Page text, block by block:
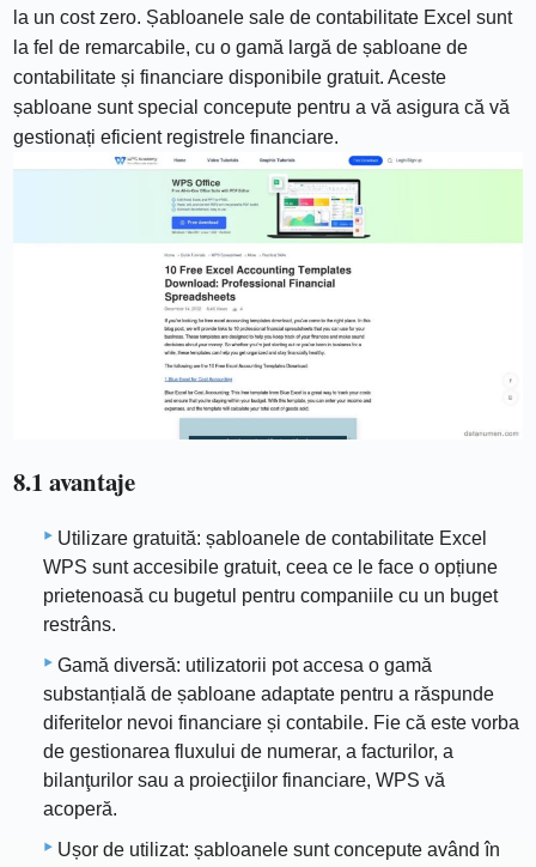
la un cost zero. Șabloanele sale de contabilitate Excel sunt
la fel de remarcabile, cu o gamă largă de șabloane de
contabilitate și financiare disponibile gratuit. Aceste
șabloane sunt special concepute pentru a vă asigura că vă
gestionați eficient registrele financiare.
8.1 avantaje
Utilizare gratuită: șabloanele de contabilitate Excel
WPS sunt accesibile gratuit, ceea ce le face o opțiune
prietenoasă cu bugetul pentru companiile cu un buget
restrâns.
Gamă diversă: utilizatorii pot accesa o gamă
substanțială de șabloane adaptate pentru a răspunde
diferitelor nevoi financiare și contabile. Fie că este vorba
de gestionarea fluxului de numerar, a facturilor, a
bilanţurilor sau a proiecţiilor financiare, WPS vă
acoperă.
Ușor de utilizat: șabloanele sunt concepute având în